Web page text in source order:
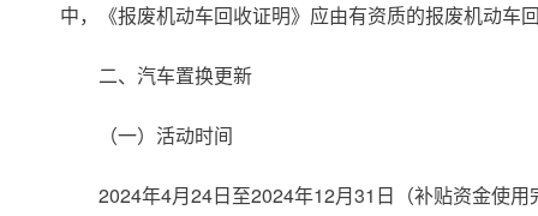
中，《报废机动车回收证明》应由有资质的报废机动车
二、汽车置换更新
（一）活动时间
2024年4月24日至2024年12月31日（补贴资金使